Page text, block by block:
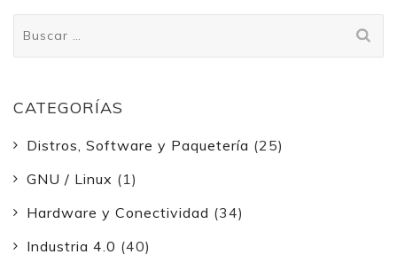
CATEGORÍAS
Distros, Software y Paquetería (25)
GNU / Linux (1)
Hardware y Conectividad (34)
Industria 4.0 (40)